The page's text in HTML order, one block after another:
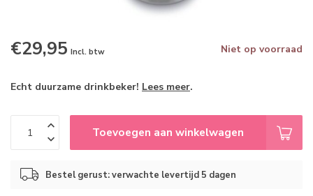
€29,95 Incl. btw Niet op voorraad
Echt duurzame drinkbeker! Lees meer.
Toevoegen aan winkelwagen
Bestel gerust: verwachte levertijd 5 dagen